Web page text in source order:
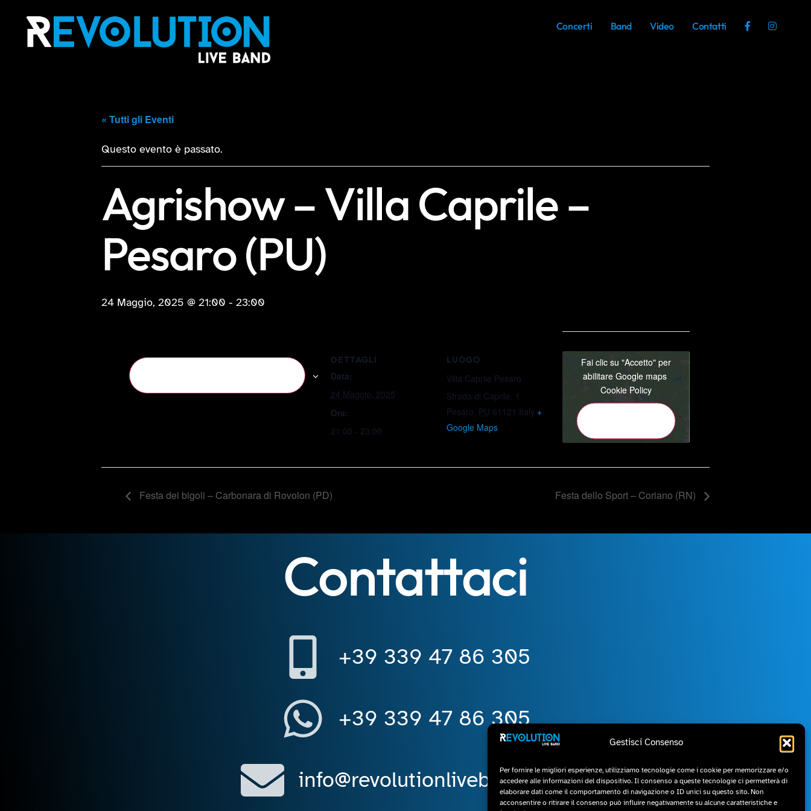
Gestisci Consenso
Per fornire le migliori esperienze, utilizziamo tecnologie come i cookie per memorizzare e/o
accedere alle informazioni del dispositivo. Il consenso a queste tecnologie ci permetterà di
elaborare dati come il comportamento di navigazione o ID unici su questo sito. Non
acconsentire o ritirare il consenso può influire negativamente su alcune caratteristiche e
Concerti Band Video Contatti
« Tutti gli Eventi
Questo evento è passato.
Agrishow – Villa Caprile –
Pesaro (PU)
24 Maggio, 2025 @ 21:00 - 23:00
DETTAGLI
Data:
24 Maggio, 2025
Ora:
21:00 - 23:00
LUOGO
Villa Caprile Pesaro
Strada di Caprile, 1
Pesaro PU 61121 Italy +
Google Maps
Fai clic su "Accetto" per
abilitare Google maps
Cookie Policy
Fai clic su "Accetto" per
abilitare Google maps
Cookie Policy
Festa dei bigoli – Carbonara di Rovolon (PD) Festa dello Sport – Coriano (RN)
Contattaci
+39 339 47 86 305
+39 339 47 86 305
info@revolutionliveband.com